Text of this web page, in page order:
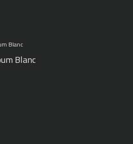
Blanc